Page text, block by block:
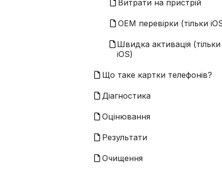
Витрати на пристрій
OEM перевірки (тільки
Швидка активація
iOS)
Що таке картки телефонів?
Діагностика
Оцінювання
Результати
Очищення